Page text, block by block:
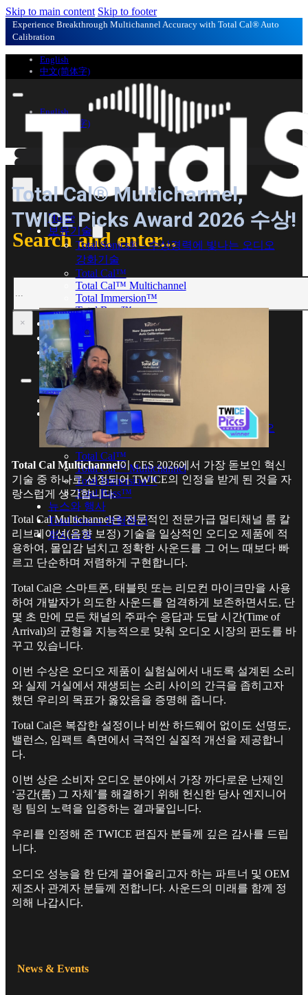
Skip to main content Skip to footer
Experience Breakthrough Multichannel Accuracy with Total Cal® Auto
Calibration
English
中文(简体字)
English
中文(简体字)
Search and enter...
Search
×
Home
보유기술
Total Sonics® – 수상경력에 빛나는 오디오
강화기술
Total Cal™
Total Cal™ Multichannel
Total Immersion™
Total Bass™
뉴스와 행사
Total Sonics 경험하기
회사소개
Home
보유기술
Total Sonics® – 수상경력에 빛나는 오디오
강화기술
Total Cal™
Total Cal™ Multichannel
Total Immersion™
Total Bass™
뉴스와 행사
Total Sonics 경험하기
회사소개
Total Cal® Multichannel,
TWICE Picks Award 2026 수상!
Total Cal Multichannel이 CES 2026에서 가장 돋보인 혁신
기술 중 하나로 선정되어 TWICE의 인정을 받게 된 것을 자
랑스럽게 생각합니다.
Total Cal Multichannel은 전문적인 전문가급 멀티채널 룸 칼
리브레이션(음향 보정) 기술을 일상적인 오디오 제품에 적
용하여, 몰입감 넘치고 정확한 사운드를 그 어느 때보다 빠
르고 단순하며 저렴하게 구현합니다.
Total Cal은 스마트폰, 태블릿 또는 리모컨 마이크만을 사용
하여 개발자가 의도한 사운드를 엄격하게 보존하면서도, 단
몇 초 만에 모든 채널의 주파수 응답과 도달 시간(Time of
Arrival)의 균형을 지능적으로 맞춰 오디오 시장의 판도를 바
꾸고 있습니다.
이번 수상은 오디오 제품이 실험실에서 내도록 설계된 소리
와 실제 거실에서 재생되는 소리 사이의 간극을 좁히고자
했던 우리의 목표가 옳았음을 증명해 줍니다.
Total Cal은 복잡한 설정이나 비싼 하드웨어 없이도 선명도,
밸런스, 임팩트 측면에서 극적인 실질적 개선을 제공합니
다.
이번 상은 소비자 오디오 분야에서 가장 까다로운 난제인
‘공간(룸) 그 자체’를 해결하기 위해 헌신한 당사 엔지니어
링 팀의 노력을 입증하는 결과물입니다.
우리를 인정해 준 TWICE 편집자 분들께 깊은 감사를 드립
니다.
오디오 성능을 한 단계 끌어올리고자 하는 파트너 및 OEM
제조사 관계자 분들께 전합니다. 사운드의 미래를 함께 정
의해 나갑시다.
News & Events